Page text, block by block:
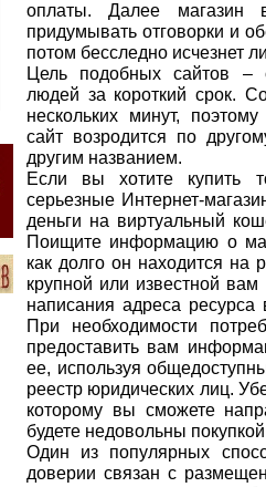
оплаты. Далее магазин
придумывать отговорки и
потом бесследно исчезнет
Цель подобных сайтов –
людей за короткий срок.
нескольких минут,
сайт возродится по
другим названием.
Если вы хотите купить
серьезные Интернет-
деньги на виртуальный
Поищите информацию о
как долго он находится
крупной или известной
написания адреса
При необходимости
предоставить вам
ее, используя
реестр юридических лиц.
которому вы сможете
будете недовольны
Один из популярных
доверии связан с